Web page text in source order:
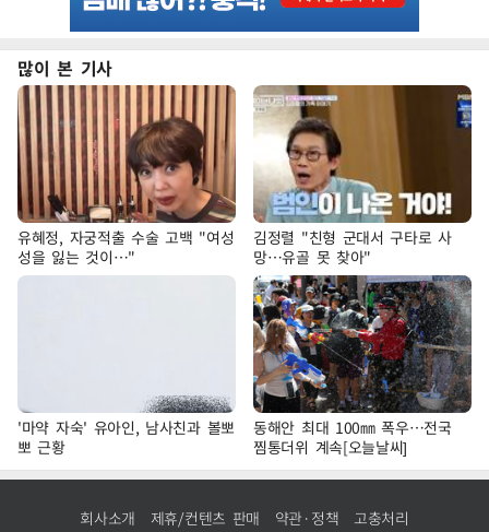
많이 본 기사
유혜정, 자궁적출 수술 고백 "여성
성을 잃는 것이…"
김정렬 "친형 군대서 구타로 사
망…유골 못 찾아"
'마약 자숙' 유아인, 남사친과 볼뽀
뽀 근황
동해안 최대 100㎜ 폭우…전국
찜통더위 계속[오늘날씨]
회사소개 제휴/컨텐츠 판매 약관·정책 고충처리